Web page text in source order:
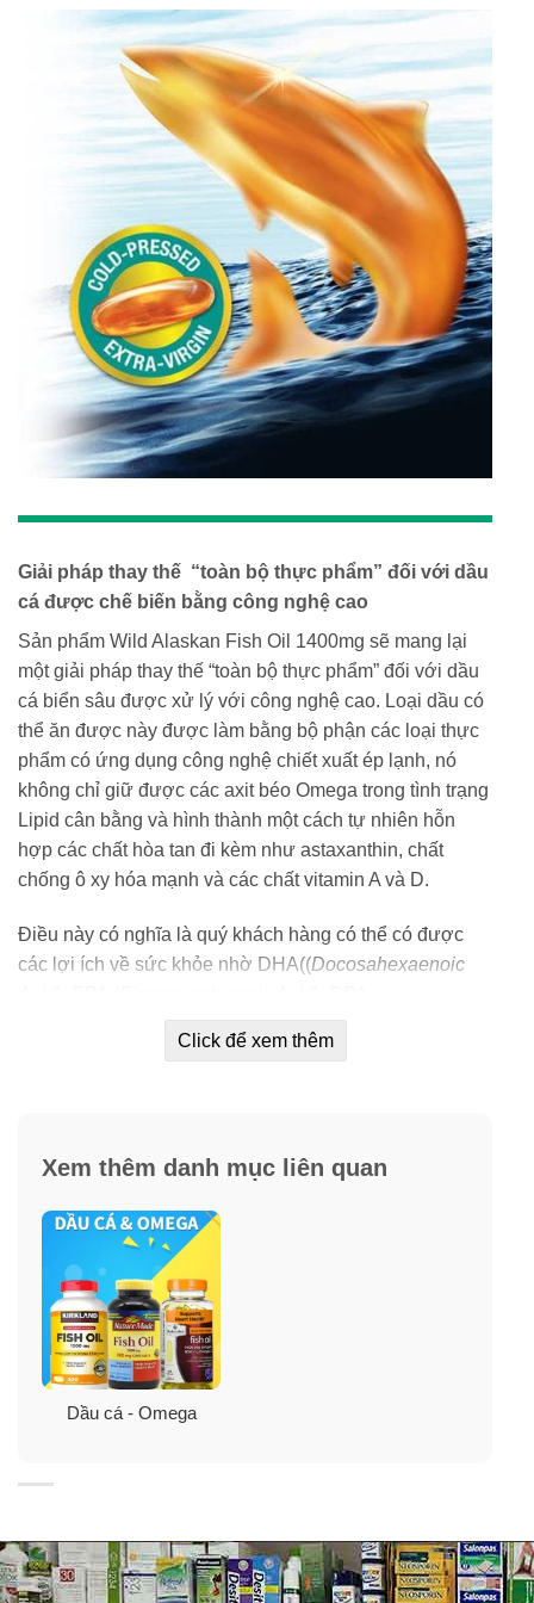
Giải pháp thay thế “toàn bộ thực phẩm” đối với dầu
cá được chế biến bằng công nghệ cao
Sản phẩm Wild Alaskan Fish Oil 1400mg sẽ mang lại
một giải pháp thay thế “toàn bộ thực phẩm” đối với dầu
cá biển sâu được xử lý với công nghệ cao. Loại dầu có
thể ăn được này được làm bằng bộ phận các loại thực
phẩm có ứng dụng công nghệ chiết xuất ép lạnh, nó
không chỉ giữ được các axit béo Omega trong tình trạng
Lipid cân bằng và hình thành một cách tự nhiên hỗn
hợp các chất hòa tan đi kèm như astaxanthin, chất
chống ô xy hóa mạnh và các chất vitamin A và D.
Điều này có nghĩa là quý khách hàng có thể có được
các lợi ích về sức khỏe nhờ DHA((Docosahexaenoic
Docosapentaenoic Acid), LA (Linoleic Acid
Alpha Linoleic Acid), AA (Arachidonic Acid
Click để xem thêm
Xem thêm danh mục liên quan
Dầu cá - Omega